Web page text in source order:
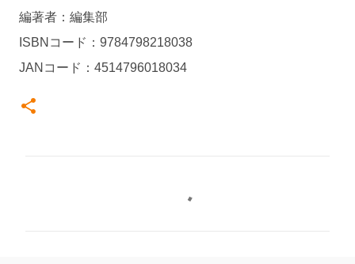
編著者：編集部
ISBNコード：9784798218038
JANコード：4514796018034